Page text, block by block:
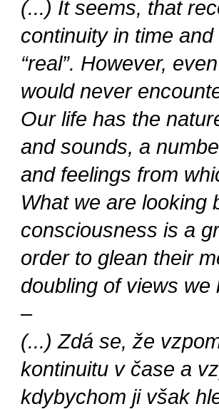
(...) It seems, that
continuity in time
“real”. However,
would never
Our life has the
and sounds, a
and feelings from
What we are looking
consciousness is a
order to glean their
doubling of views
–
(...) Zdá se, že
kontinuitu v čase a
kdybychom ji však